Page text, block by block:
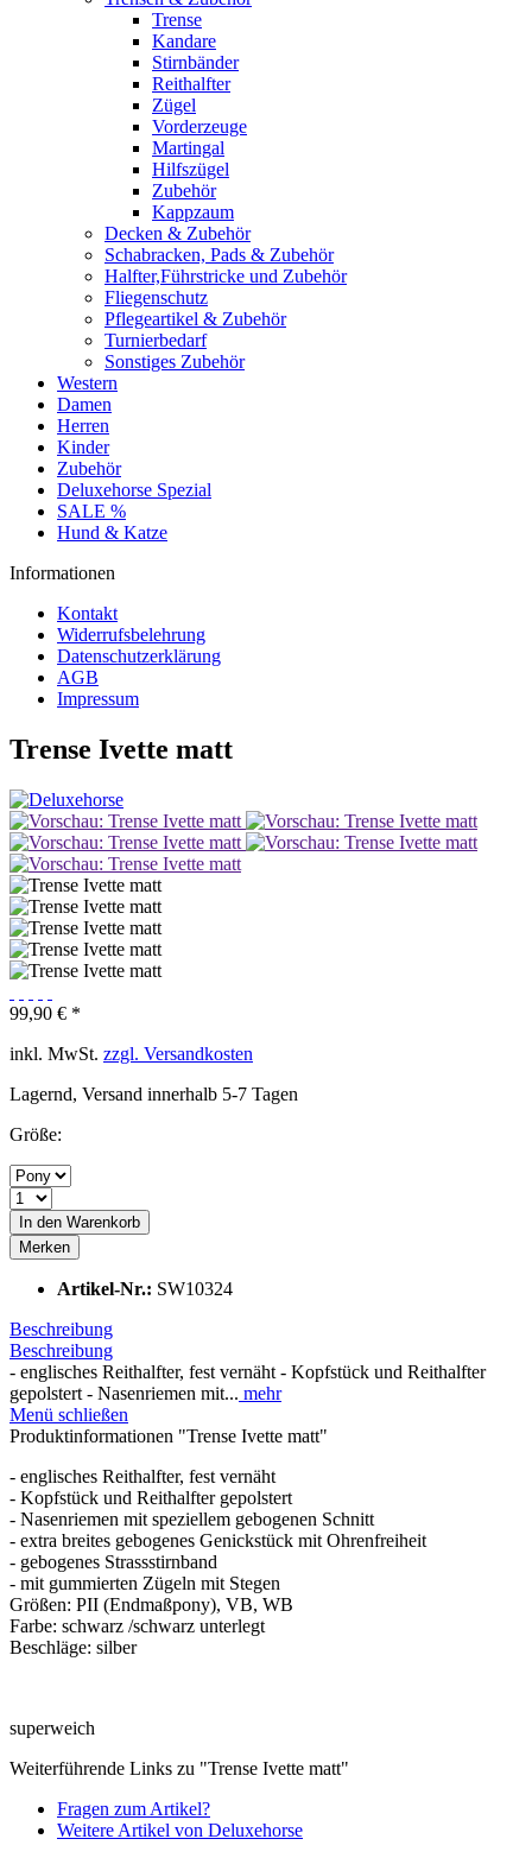
Trense
Kandare
Stirnbänder
Reithalfter
Zügel
Vorderzeuge
Martingal
Hilfszügel
Zubehör
Kappzaum
Decken & Zubehör
Schabracken, Pads & Zubehör
Halfter,Führstricke und Zubehör
Fliegenschutz
Pflegeartikel & Zubehör
Turnierbedarf
Sonstiges Zubehör
Western
Damen
Herren
Kinder
Zubehör
Deluxehorse Spezial
SALE %
Hund & Katze
Informationen
Kontakt
Widerrufsbelehrung
Datenschutzerklärung
AGB
Impressum
Trense Ivette matt
99,90 € *
inkl. MwSt. zzgl. Versandkosten
Lagernd, Versand innerhalb 5-7 Tagen
Größe:
In den Warenkorb
Merken
Artikel-Nr.: SW10324
Beschreibung
Beschreibung
- englisches Reithalfter, fest vernäht - Kopfstück und Reithalfter
gepolstert - Nasenriemen mit... mehr
Menü schließen
Produktinformationen "Trense Ivette matt"
- englisches Reithalfter, fest vernäht
- Kopfstück und Reithalfter gepolstert
- Nasenriemen mit speziellem gebogenen Schnitt
- extra breites gebogenes Genickstück mit Ohrenfreiheit
- gebogenes Strassstirnband
- mit gummierten Zügeln mit Stegen
Größen: PII (Endmaßpony), VB, WB
Farbe: schwarz /schwarz unterlegt
Beschläge: silber
superweich
Weiterführende Links zu "Trense Ivette matt"
Fragen zum Artikel?
Weitere Artikel von Deluxehorse